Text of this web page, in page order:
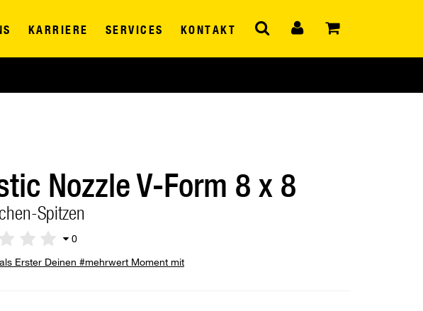
KARRIERE SERVICES KONTAKT
Nozzle V-Form 8 x 8
Spitzen
0
Erster Deinen #mehrwert Moment mit